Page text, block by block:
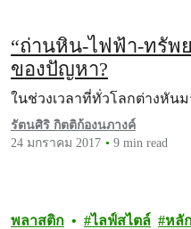
“ถ่านหิน-ไฟฟ้า-ทรัพ
ของปัญหา?
ในช่วงเวลาที่ทั่วโลกต่างหัน
รัตนศิริ กิตติก้องนภางค์
24 มกราคม 2017
9 min read
พลาสติก ไลฟ์สไตล์ หลั